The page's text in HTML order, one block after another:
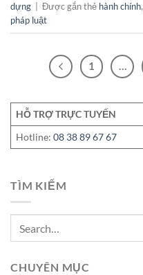
dựng
Được gắn thẻ hành chính,
pháp luật
1 …
HỖ TRỢ TRỰC TUYẾN
Hotline:08 38 89 67 67
TÌM KIẾM
CHUYÊN MỤC